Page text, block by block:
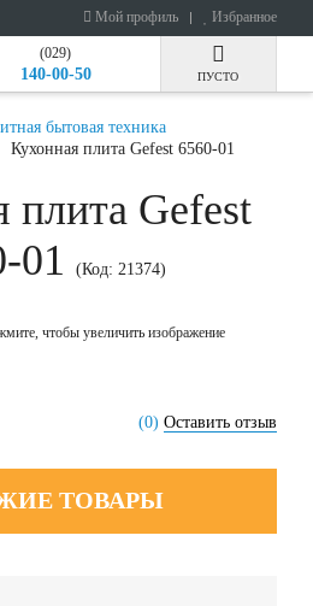
Мой профиль Избранное
(029)
140-00-50 ПУСТО
бытовая техника
Кухонная плита Gefest 6560-01
плита Gefest
01
(Код: 21374)
чтобы увеличить изображение
(0) Оставить отзыв
ТОВАРЫ